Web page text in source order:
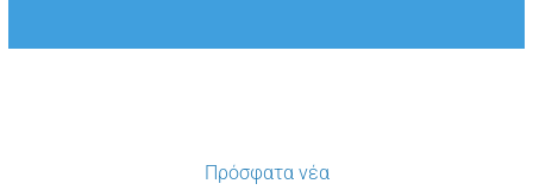
Πρόσφατα νέα